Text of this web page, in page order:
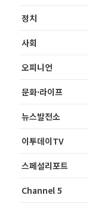
정치
사회
오피니언
문화·라이프
뉴스발전소
이투데이TV
스페셜리포트
Channel 5